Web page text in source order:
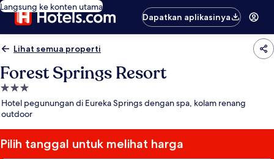
Langsung ke konten utama
Dapatkan aplikasinya
Lihat semua properti
Forest Springs Resort
Properti
bintang
3.0
Hotel pegunungan di Eureka Springs dengan spa, kolam renang
outdoor
Pilih tanggal untuk melihat harga